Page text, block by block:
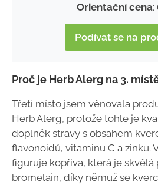
Orientační cena:
Podívat se na
Proč je Herb Alerg na 3.
Třetí místo jsem věnovala
Herb Alerg, protože tohle je
doplněk stravy s obsahem
flavonoidů, vitaminu C a zinku.
figuruje kopřiva, která je
bromelain, díky němuž se